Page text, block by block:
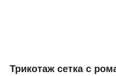
Трикотаж сетка с